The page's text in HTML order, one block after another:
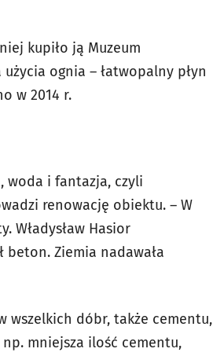
kupiło ją Muzeum
ognia – łatwopalny płyn
w 2014 r.
woda i fantazja, czyli
renowację obiektu. – W
Władysław Hasior
beton. Ziemia nadawała
wszelkich dóbr, także cementu,
mniejsza ilość cementu,